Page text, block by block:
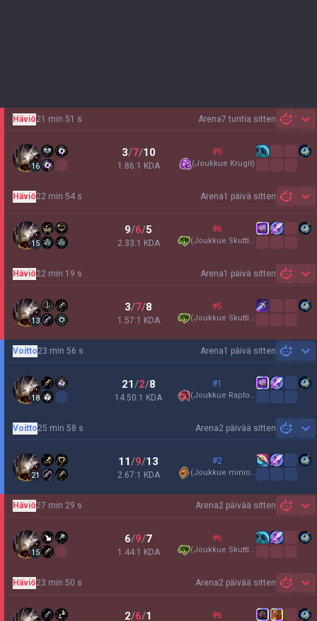
Arena7 tuntia sitten
Häviö21 min 51 s
16
3/7/10
1.86:1 KDA
#5
(Joukkue Krugit)
Arena1 päivä sitten
Häviö22 min 54 s
15
9/6/5
2.33:1 KDA
#6
(Joukkue Skuttle
Arena1 päivä sitten
Häviö22 min 19 s
13
3/7/8
1.57:1 KDA
#5
(Joukkue Skuttle
Arena1 päivä sitten
Voitto23 min 56 s
18
21/2/8
14.50:1 KDA
#1
(Joukkue Raptorit
Arena2 päivää sitten
Voitto25 min 58 s
21
11/9/13
2.67:1 KDA
#2
(Joukkue minionit
Arena2 päivää sitten
Häviö27 min 29 s
15
6/9/7
1.44:1 KDA
#6
(Joukkue Skuttle
Arena2 päivää sitten
Häviö23 min 50 s
2/6/1 #6